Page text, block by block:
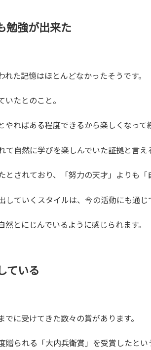
勉強が出来た
た記憶はほとんどなかったそうです。
たとのこと。
ればある程度できるから楽しくなっ
自然に学びを楽しんでいた証拠と言
されており、「努力の天才」よりも
ていくスタイルは、今の活動にも通じ
とにじんでいるように感じられます。
ている
に受けてきた数々の賞があります。
られる「大内兵衛賞」を受賞したと